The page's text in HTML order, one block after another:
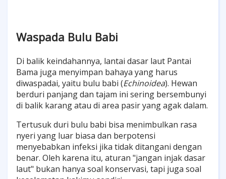
Waspada Bulu Babi
Di balik keindahannya, lantai dasar laut Pantai
Bama juga menyimpan bahaya yang harus
diwaspadai, yaitu bulu babi (Echinoidea). Hewan
berduri panjang dan tajam ini sering bersembunyi
di balik karang atau di area pasir yang agak dalam.
Tertusuk duri bulu babi bisa menimbulkan rasa
nyeri yang luar biasa dan berpotensi
menyebabkan infeksi jika tidak ditangani dengan
benar. Oleh karena itu, aturan "jangan injak dasar
laut" bukan hanya soal konservasi, tapi juga soal